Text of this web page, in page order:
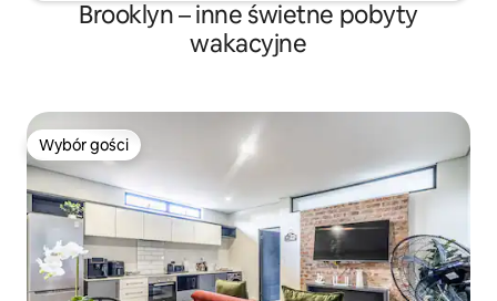
Brooklyn – inne świetne pobyty
wakacyjne
Wybór gości
Wybór gości